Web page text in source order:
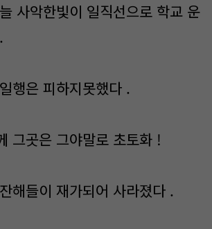
사악한빛이 일직선으로 학교 운
행은 피하지못했다 .
그곳은 그야말로 초토화 !
해들이 재가되어 사라졌다 .